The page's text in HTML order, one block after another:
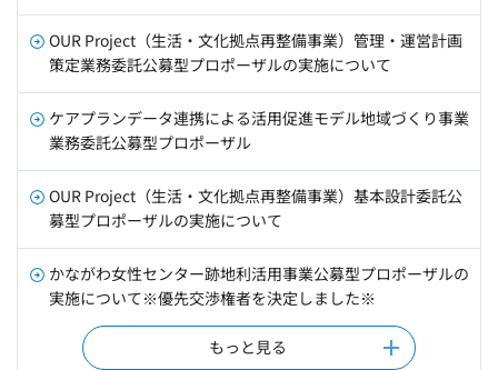
OUR Project（生活・文化拠点再整備事業）管理・運営計画
策定業務委託公募型プロポーザルの実施について
ケアプランデータ連携による活用促進モデル地域づくり事業
業務委託公募型プロポーザル
OUR Project（生活・文化拠点再整備事業）基本設計委託公
募型プロポーザルの実施について
かながわ女性センター跡地利活用事業公募型プロポーザルの
実施について※優先交渉権者を決定しました※
もっと見る